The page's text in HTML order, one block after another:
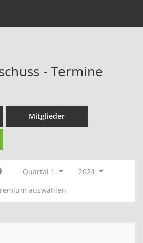
- Termine
Mitglieder
Quartal 1
2024
auswählen